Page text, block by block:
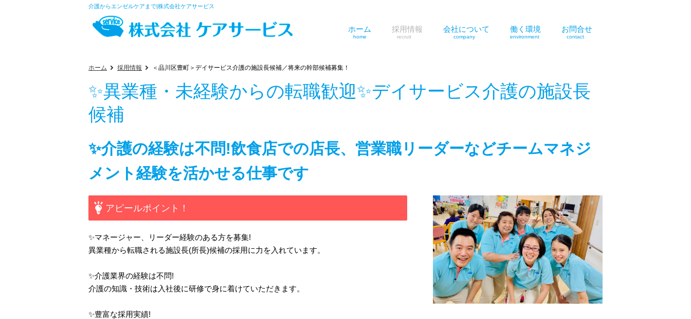
介護からエンゼルケアまで|株式会社ケアサービス
ホーム
home
採用情報
recruit
会社について
company
働く環境
environment
お問合せ
contact
ホーム 採用情報 ＜品川区豊町＞デイサービス介護の施設長候補／将来の幹部候補募集！
✨異業種・未経験からの転職歓迎✨デイサービス介護の施設長
候補
✨介護の経験は不問!飲食店での店長、営業職リーダーなどチームマネジ
メント経験を活かせる仕事です
アピールポイント！
✨マネージャー、リーダー経験のある方を募集!
異業種から転職される施設長(所長)候補の採用に力を入れています。
✨介護業界の経験は不問!
介護の知識・技術は入社後に研修で身に着けていただきます。
✨豊富な採用実績!